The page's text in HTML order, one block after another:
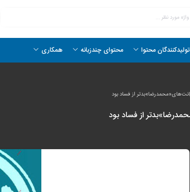
تولیدکنندگان محتوا محتوای چندزبانه همکاری
از فساد بود
از فساد بود